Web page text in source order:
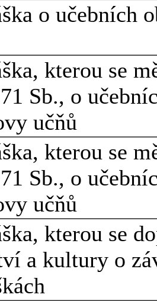
o učebních
kterou se
Sb., o
učňů
kterou se
Sb., o
učňů
kterou se
a kultury o